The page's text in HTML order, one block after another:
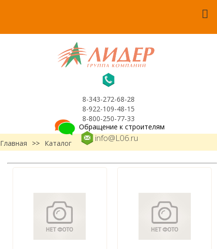
8-343-272-68-28
8-922-109-48-15
8-800-250-77-33
info@L06.ru
Обращение к строителям
Главная
>> Каталог